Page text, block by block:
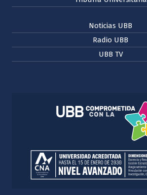
Noticias UBB
Radio UBB
UBB TV